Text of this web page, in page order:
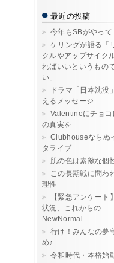
最近の投稿
今年もSBがやって
ケリングが語る「
クルやアップサイク
ればいいというもの
い」
ドラマ「日本沈没
えるメッセージ
Valentineにチョコ
の真実を
Clubhouseならぬ
タライブ
肌の色は素敵な個
この長期戦に問わ
理性
【緊急アンケート
状況、これからの
NewNormal
行け！みんなの夢
め♪
令和時代・本格始